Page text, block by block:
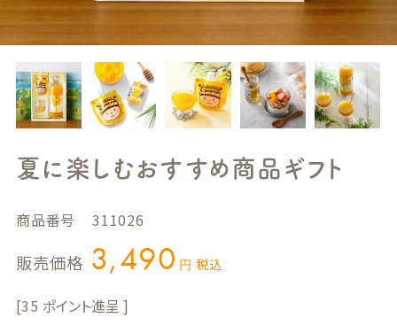
夏に楽しむおすすめ商品ギフト
商品番号 311026
販売価格 3,490 税込
35